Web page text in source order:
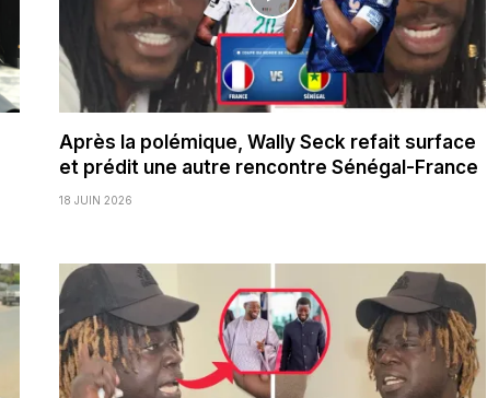
Après la polémique, Wally Seck refait surface
et prédit une autre rencontre Sénégal-France
18 JUIN 2026